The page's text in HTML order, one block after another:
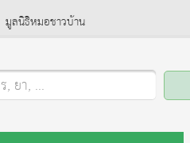
มูลนิธิหมอชาวบ้าน
, ยา, ...